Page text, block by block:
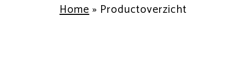
Home» Productoverzicht